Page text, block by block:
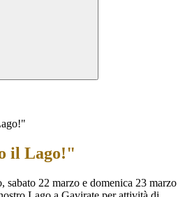
il Lago!"
22 marzo e domenica 23 marzo